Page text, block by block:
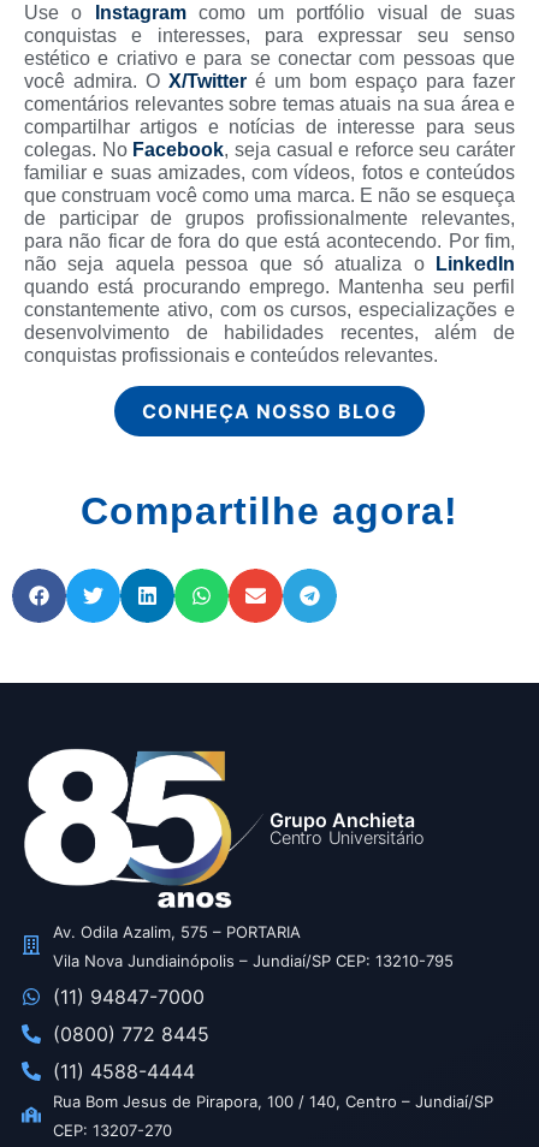
Use o Instagramcomo um portfólio visual de suas
conquistas e interesses, para expressar seu senso
estético e criativo e para se conectar com pessoas que
você admira. O X/Twitter é um bom espaço para fazer
comentários relevantes sobre temas atuais na sua área e
compartilhar artigos e notícias de interesse para seus
colegas. No Facebook, seja casual e reforce seu caráter
familiar e suas amizades, com vídeos, fotos e conteúdos
que construam você como uma marca. E não se esqueça
de participar de grupos profissionalmente relevantes,
para não ficar de fora do que está acontecendo. Por fim,
não seja aquela pessoa que só atualiza o
LinkedIn
quando está procurando emprego. Mantenha seu perfil
constantemente ativo, com os cursos, especializações e
desenvolvimento de habilidades recentes, além de
conquistas profissionais e conteúdos relevantes.
CONHEÇA NOSSO BLOG
Compartilhe agora!
Grupo Anchieta
Centro Universitário
Av. Odila Azalim, 575 – PORTARIA
Vila Nova Jundiainópolis – Jundiaí/SP CEP: 13210-795
(11) 94847-7000
(0800) 772 8445
(11) 4588-4444
Rua Bom Jesus de Pirapora, 100 / 140, Centro – Jundiaí/SP
CEP: 13207-270